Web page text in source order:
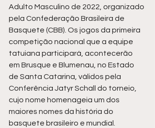
Adulto Masculino de 2022, organizado
pela Confederação Brasileira de
Basquete (CBB). Os jogos da primeira
competição nacional que a equipe
tatuiana participará, acontecerão
em Brusque e Blumenau, no Estado
de Santa Catarina, válidos pela
Conferência Jatyr Schall do torneio,
cujo nome homenageia um dos
maiores nomes da história do
basquete brasileiro e mundial.